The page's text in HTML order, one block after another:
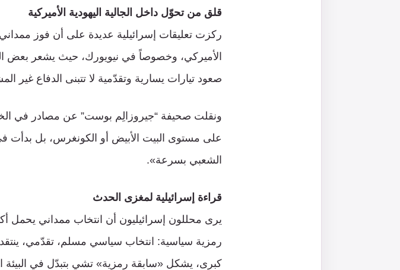
قلق من تحوّل داخل الجالية اليهودية الأميركية
ركزت تعليقات إسرائيلية عديدة على أن فوز
الأميركي، وخصوصاً في نيويورك، حيث يشعر بعض
صعود تيارات يسارية وتقدّمية لا تتبنى الدفاع غير
ونقلت صحيفة “جيروزالِم بوست” عن مصادر في
على مستوى البيت الأبيض أو الكونغرس، بل بدأت
الشعبي بسرعة».
قراءة إسرائيلية لمغزى الحدث
يرى محللون إسرائيليون أن انتخاب ممداني يحمل
رمزية سياسية: انتخاب سياسي مسلم، تقدّمي،
كبرى، يشكل «سابقة رمزية» تشي بتبدّل في البيئة